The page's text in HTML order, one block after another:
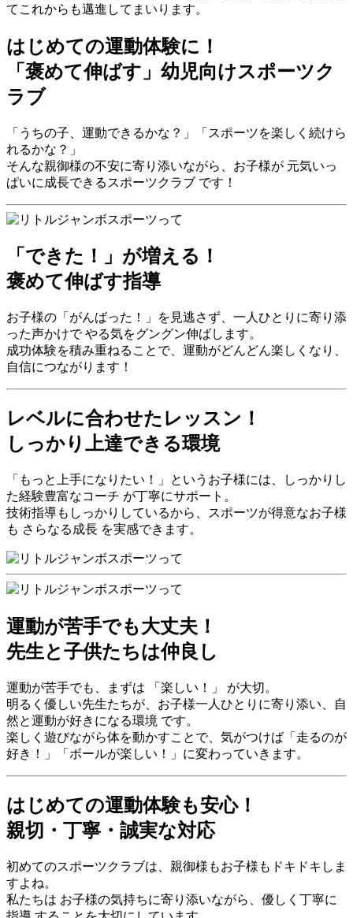
てこれからも邁進してまいります。
はじめての運動体験に！
「褒めて伸ばす」幼児向けスポーツク
ラブ
「うちの子、運動できるかな？」「スポーツを楽しく続けら
れるかな？」
そんな親御様の不安に寄り添いながら、お子様が 元気いっ
ぱいに成長できるスポーツクラブ です！
「できた！」が増える！
褒めて伸ばす指導
お子様の「がんばった！」を見逃さず、一人ひとりに寄り添
った声かけでやる気をグングン伸ばします。
成功体験を積み重ねることで、運動がどんどん楽しくなり、
自信につながります！
レベルに合わせたレッスン！
しっかり上達できる環境
「もっと上手になりたい！」というお子様には、
しっかりし
た経験豊富なコーチ が丁寧にサポート。
技術指導もしっかりしているから、スポーツが得意なお子様
も さらなる成長 を実感できます。
運動が苦手でも大丈夫！
先生と子供たちは仲良し
運動が苦手でも、まずは 「楽しい！」 が大切。
明るく優しい先生たちが、お子様一人ひとりに寄り添い、
自
然と運動が好きになる環境 です。
楽しく遊びながら体を動かすことで、気がつけば「走るのが
好き！」「ボールが楽しい！」に変わっていきます。
はじめての運動体験も安心！
親切・丁寧・誠実な対応
初めてのスポーツクラブは、親御様もお子様もドキドキしま
すよね。
私たちは お子様の気持ちに寄り添いながら、優しく丁寧に